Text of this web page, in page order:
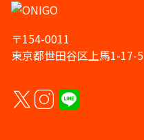
〒154-0011
東京都世田谷区上馬1-17-5